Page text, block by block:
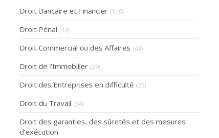
Droit Bancaire et Financier (119)
Droit Pénal (44)
Droit Commercial ou des Affaires (43)
Droit de l'Immobilier (29)
Droit des Entreprises en difficulté (25)
Droit du Travail (64)
Droit des garanties, des sûretés et des mesures
d'exécution